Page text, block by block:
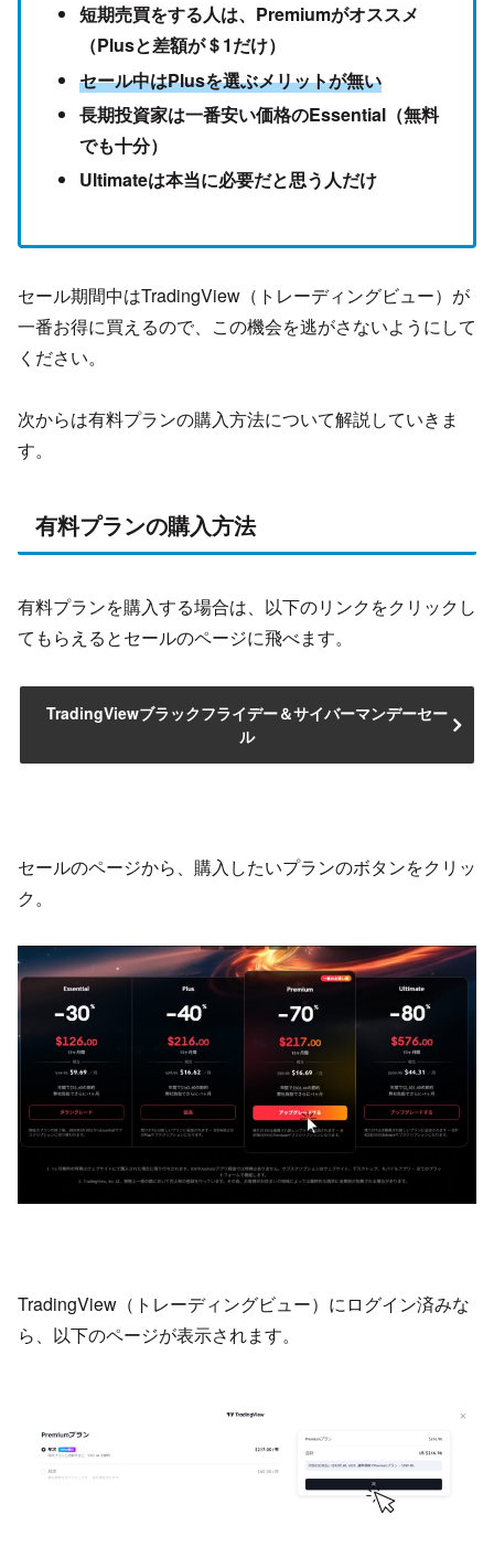
短期売買をする人は、Premiumがオススメ
（Plusと差額が＄1だけ）
セール中はPlusを選ぶメリットが無い
長期投資家は一番安い価格のEssential（無料
でも十分）
Ultimateは本当に必要だと思う人だけ
セール期間中はTradingView（トレーディングビュー）が
一番お得に買えるので、この機会を逃がさないようにして
ください。
次からは有料プランの購入方法について解説していきま
す。
有料プランの購入方法
有料プランを購入する場合は、以下のリンクをクリックし
てもらえるとセールのページに飛べます。
TradingViewブラックフライデー＆サイバーマンデーセー
ル
セールのページから、購入したいプランのボタンをクリッ
ク。
TradingView（トレーディングビュー）にログイン済みな
ら、以下のページが表示されます。